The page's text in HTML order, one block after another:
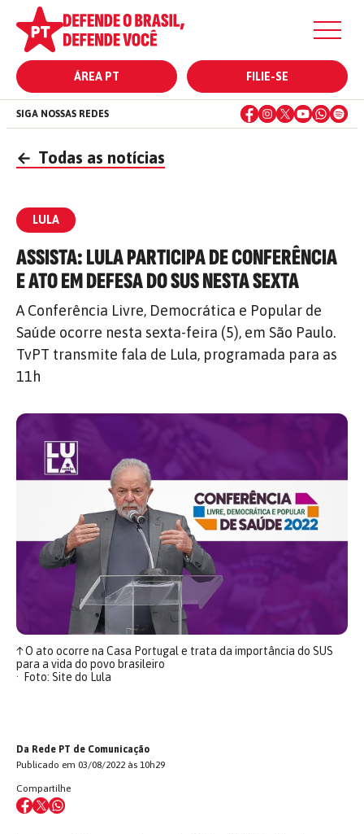
ÁREA PT FILIE-SE
SIGA NOSSAS REDES
← Todas as notícias
LULA
ASSISTA: LULA PARTICIPA DE CONFERÊNCIA
E ATO EM DEFESA DO SUS NESTA SEXTA
A Conferência Livre, Democrática e Popular de
Saúde ocorre nesta sexta-feira (5), em São Paulo.
TvPT transmite fala de Lula, programada para as
11h
↑O ato ocorre na Casa Portugal e trata da importância do SUS
para a vida do povo brasileiro
Foto: Site do Lula
Da Rede PT de Comunicação
Publicado em 03/08/2022 às 10h29
Compartilhe